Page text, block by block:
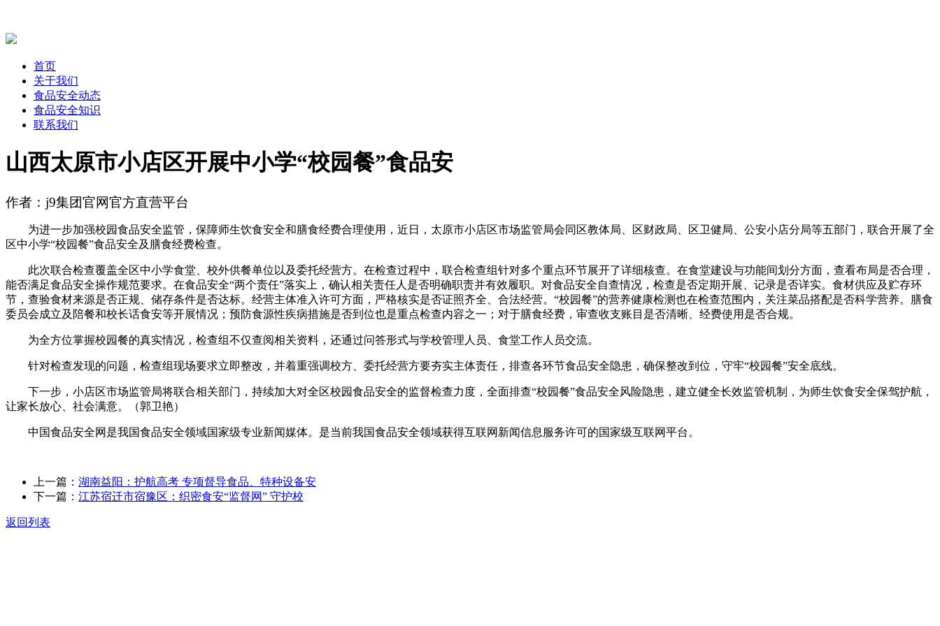
首页
关于我们
食品安全动态
食品安全知识
联系我们
山西太原市小店区开展中小学“校园餐”食品安
作者：j9集团官网官方直营平台
为进一步加强校园食品安全监管，保障师生饮食安全和膳食经费合理使用，近日，太原市小店区市场监管局会同区教体局、区财政局、区卫健局、公安小店分局等五部门，联合开展了全
区中小学“校园餐”食品安全及膳食经费检查。
此次联合检查覆盖全区中小学食堂、校外供餐单位以及委托经营方。在检查过程中，联合检查组针对多个重点环节展开了详细核查。在食堂建设与功能间划分方面，查看布局是否合理，
能否满足食品安全操作规范要求。在食品安全“两个责任”落实上，确认相关责任人是否明确职责并有效履职。对食品安全自查情况，检查是否定期开展、记录是否详实。食材供应及贮存环
节，查验食材来源是否正规、储存条件是否达标。经营主体准入许可方面，严格核实是否证照齐全、合法经营。“校园餐”的营养健康检测也在检查范围内，关注菜品搭配是否科学营养。膳食
委员会成立及陪餐和校长话食安等开展情况；预防食源性疾病措施是否到位也是重点检查内容之一；对于膳食经费，审查收支账目是否清晰、经费使用是否合规。
为全方位掌握校园餐的真实情况，检查组不仅查阅相关资料，还通过问答形式与学校管理人员、食堂工作人员交流。
针对检查发现的问题，检查组现场要求立即整改，并着重强调校方、委托经营方要夯实主体责任，排查各环节食品安全隐患，确保整改到位，守牢“校园餐”安全底线。
下一步，小店区市场监管局将联合相关部门，持续加大对全区校园食品安全的监督检查力度，全面排查“校园餐”食品安全风险隐患，建立健全长效监管机制，为师生饮食安全保驾护航，
让家长放心、社会满意。（郭卫艳）
中国食品安全网是我国食品安全领域国家级专业新闻媒体。是当前我国食品安全领域获得互联网新闻信息服务许可的国家级互联网平台。
上一篇： 湖南益阳：护航高考 专项督导食品、特种设备安
下一篇： 江苏宿迁市宿豫区：织密食安“监督网” 守护校
返回列表